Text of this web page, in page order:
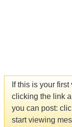
If this is your
clicking the link
you can post:
start viewing